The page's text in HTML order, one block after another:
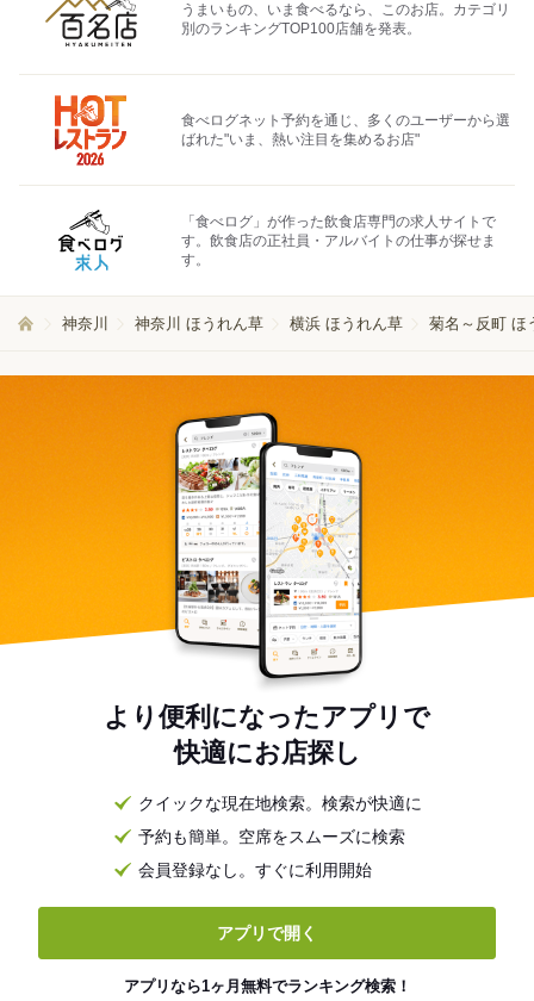
うまいもの、いま食べるなら、このお店。カテゴリ
別のランキングTOP100店舗を発表。
食べログネット予約を通じ、多くのユーザーから選
ばれた"いま、熱い注目を集めるお店"
「食べログ」が作った飲食店専門の求人サイトで
す。飲食店の正社員・アルバイトの仕事が探せま
す。
神奈川 神奈川 ほうれん草 横浜 ほうれん草 菊名～反町 ほ
より便利になったアプリで
快適にお店探し
クイックな現在地検索。検索が快適に
予約も簡単。空席をスムーズに検索
会員登録なし。すぐに利用開始
アプリで開く
アプリなら1ヶ月無料でランキング検索！